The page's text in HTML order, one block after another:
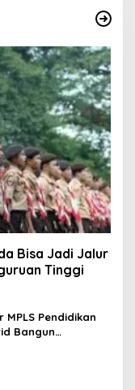
Bisa Jadi Jalur
Tinggi
MPLS Pendidikan
Bangun